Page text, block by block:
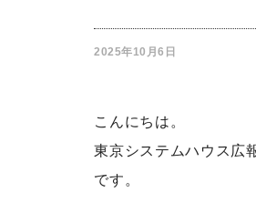
2025年10月6日
こんにちは。
東京システムハウス広
です。